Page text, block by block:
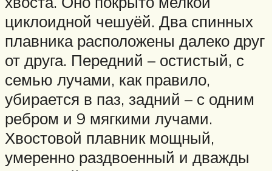
циклоидной чешуёй. Два спинных
плавника расположены далеко друг
от друга. Передний – остистый, с
семью лучами, как правило,
убирается в паз, задний – с одним
ребром и 9 мягкими лучами.
Хвостовой плавник мощный,
умеренно раздвоенный и дважды